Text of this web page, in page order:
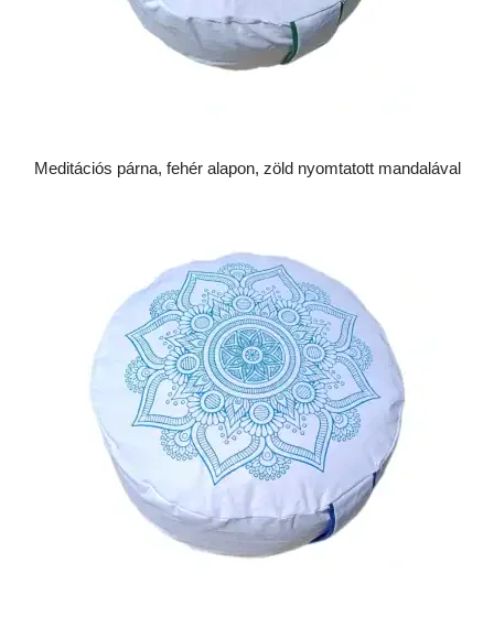
Meditációs párna, fehér alapon, zöld nyomtatott mandalával